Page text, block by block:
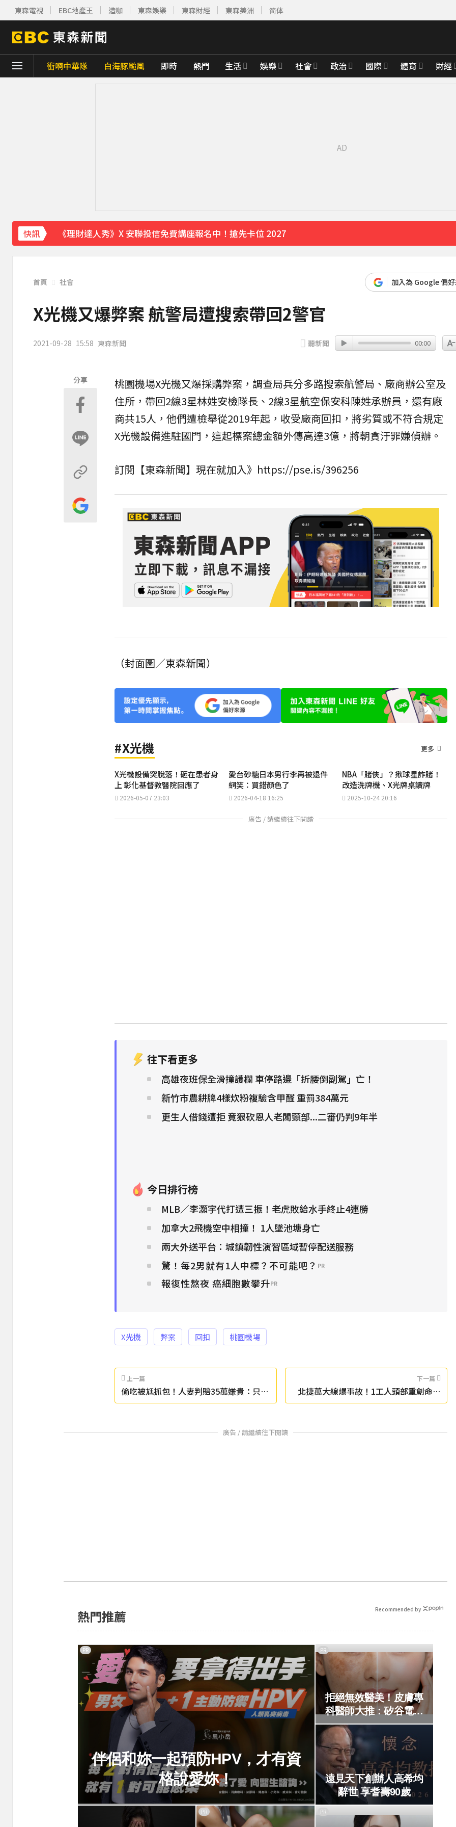
東森電視 EBC地產王 造咖 東森娛樂 東森財經 東森美洲 简体
衝啊中華隊 白海豚颱風 即時 熱門 生活 娛樂 社會 政治 國際 體育 財經
快訊
《理財達人秀》X 安聯投信免費講座報名中！搶先卡位 2027
首頁 社會 加入為 Google 偏
X光機又爆弊案 航警局遭搜索帶回2警官
2021-09-28 15:58 東森新聞 聽新聞 00:00
分享 桃園機場X光機又爆採購弊案 ，調查局兵分多路搜索航警局、廠商辦公室及
住所，帶回2線3星林姓安檢隊長、2線3星航空保安科陳姓承辦員，還有廠
商共15人，他們遭檢舉從2019年起，收受廠商回扣 ，將劣質或不符合規定
X光機設備進駐國門，這起標案總金額外傳高達3億，將朝貪汙罪嫌偵辦。
訂閱【東森新聞】現在就加入》 https://pse.is/396256
（封面圖／東森新聞）
#X光機 更多
X光機設備突脫落！砸在患者身
上 彰化基督教醫院回應了
2026-05-07 23:03
愛台砂糖日本男行李再被退件
網笑：買錯顏色了
2026-04-18 16:25
NBA「賭俠」？揪球星詐賭！
改造洗牌機、X光牌桌讀牌
2025-10-24 20:16
廣告 / 請繼續往下閱讀
往下看更多
高雄夜班保全滑撞護欄 車停路邊「折腰倒副駕」亡！
新竹市農耕牌4樣炊粉複驗含甲醛 重罰384萬元
更生人借錢遭拒 竟狠砍恩人老闆頸部...二審仍判9年半
今日排行榜
MLB／李灝宇代打遭三振！老虎敗給水手終止4連勝
加拿大2飛機空中相撞！ 1人墜池塘身亡
兩大外送平台：城鎮韌性演習區域暫停配送服務
驚！每2男就有1人中標？不可能吧？ PR
報復性熬夜 癌細胞數攀升PR
X光機 弊案 回扣 桃園機場
上一篇
偷吃被尪抓包！人妻判賠35萬嫌貴：只是
脫光衣服躺床
下一篇
北捷萬大線爆事故！1工人頭部重創命危
現場緊急停工
廣告 / 請繼續往下閱讀
熱門推薦
伴侶和妳一起預防HPV，才有資
格說愛妳！
PR
拒絕無效醫美！皮膚專
科醫師大推：矽谷電波
X 讓肌膚由內而外更強
PR
遠見天下創辦人高希均
辭世 享耆壽90歲
PR PR
Recommended by